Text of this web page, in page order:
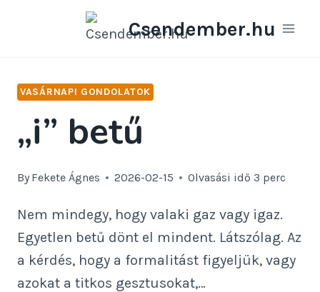
Csendember.hu
VASÁRNAPI GONDOLATOK
„i” betű
By Fekete Ágnes 2026-02-15 Olvasási idő 3 perc
Nem mindegy, hogy valaki gaz vagy igaz.
Egyetlen betű dönt el mindent. Látszólag. Az
a kérdés, hogy a formalitást figyeljük, vagy
azokat a titkos gesztusokat,…